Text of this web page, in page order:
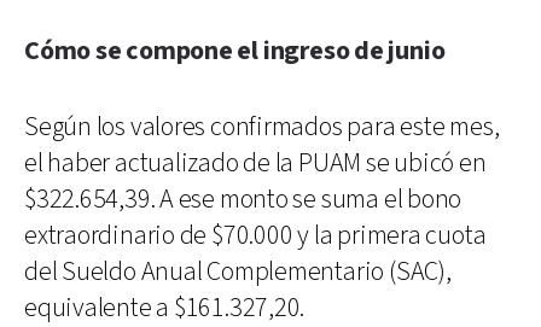
Cómo se compone el ingreso de junio
Según los valores confirmados para este mes,
el haber actualizado de la PUAM se ubicó en
$322.654,39. A ese monto se suma el bono
extraordinario de $70.000 y la primera cuota
del Sueldo Anual Complementario (SAC),
equivalente a $161.327,20.